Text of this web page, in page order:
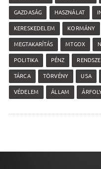
GAZDASÁG HASZNÁLAT
KERESKEDELEM KORMÁNY
MEGTAKARÍTÁS MTGOX
POLITIKA PÉNZ
TÁRCA TÖRVÉNY USA
VÉDELEM ÁLLAM